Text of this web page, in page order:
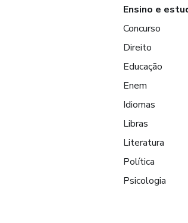
Ensino e
Concurso
Direito
Educação
Enem
Idiomas
Libras
Literatura
Política
Psicologia